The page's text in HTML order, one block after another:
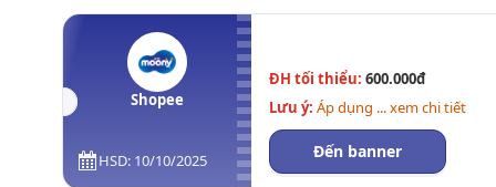
Shopee
HSD: 10/10/2025
ĐH tối thiểu: 600.000đ
Lưu ý: Áp dụng ... xem chi tiết
Đến banner